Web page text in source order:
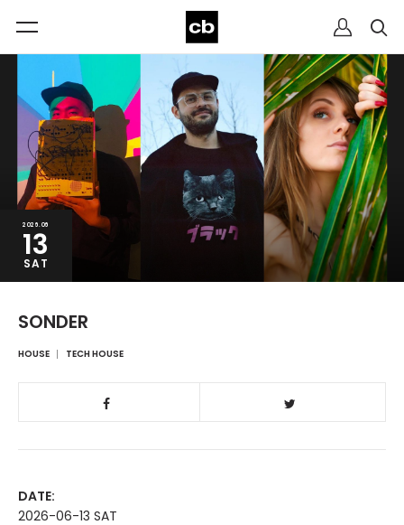
2026.06
13
SAT
SONDER
HOUSE TECH HOUSE
DATE:
2026-06-13 SAT